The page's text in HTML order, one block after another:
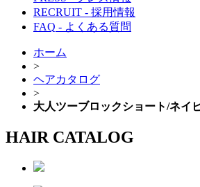
RECRUIT - 採用情報
FAQ - よくある質問
ホーム
>
ヘアカタログ
>
大人ツーブロックショート/ネイ
HAIR CATALOG